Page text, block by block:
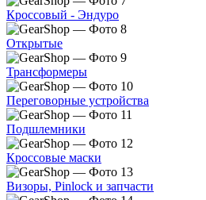
Кроссовый - Эндуро
Открытые
Трансформеры
Переговорные устройства
Подшлемники
Кроссовые маски
Визоры, Pinlock и запчасти